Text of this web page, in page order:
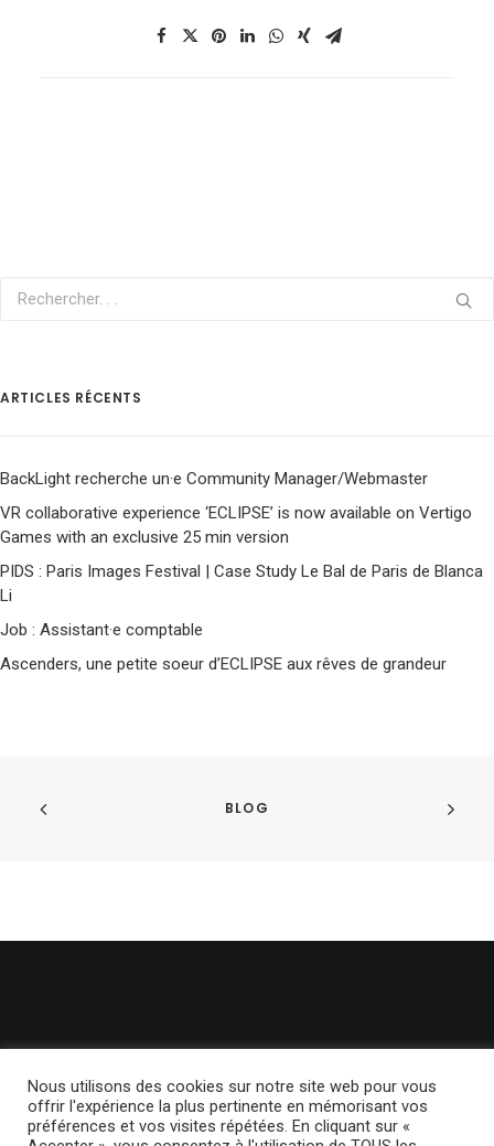
ARTICLES RÉCENTS
BackLight recherche un·e Community Manager/Webmaster
VR collaborative experience ‘ECLIPSE’ is now available on Vertigo
Games with an exclusive 25 min version
PIDS : Paris Images Festival | Case Study Le Bal de Paris de Blanca
Li
Job : Assistant·e comptable
Ascenders, une petite soeur d’ECLIPSE aux rêves de grandeur
BLOG
© 2024 BackLight. | Tous droits réservés.Politique de confidentialité
Nous utilisons des cookies sur notre site web pour vous
offrir l'expérience la plus pertinente en mémorisant vos
préférences et vos visites répétées. En cliquant sur «